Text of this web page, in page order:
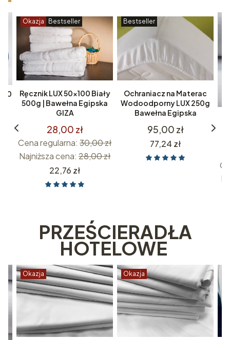
Okazja Bestseller
Ręcznik LUX 50x100 Biały
500g | Bawełna Egipska
GIZA
28,00 zł
Cena regularna: 30,00 zł
Najniższa cena: 28,00 zł
Cena
22,76 zł
Bestseller
Ochraniacz na Materac
Wodoodporny LUX 250g
Bawełna Egipska
Cena
95,00 zł
Cena
77,24 zł
PRZEŚCIERADŁA
HOTELOWE
Okazja Okazja